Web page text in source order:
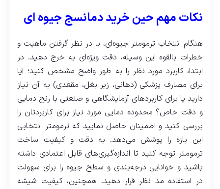
نکات مهم حین خرید دمانسج جیوه ای
هنگام انتخاب ترمومتر جیوه‌ای، با در نظر گرفتن ماهیت و
خطرات بالقوه این وسیله، دقت ویژه‌ای به خرج دهید. در
ابتدا، کاربرد مورد نظر را به طور واضح مشخص کنید؛ آیا
برای مصارف پزشکی (دهانی، زیر بغل، مقعدی) به آن نیاز
دارید یا برای کاربردهای آزمایشگاهی و صنعتی با رنج دمایی
و دقت خاص؟ محدوده دمایی مورد نیاز برای کاربردتان را
بررسی کنید و اطمینان حاصل نمایید که ترمومتر انتخابی
این بازه را پوشش می‌دهد. به دقت و کیفیت ساخت
ترمومتر توجه کنید تا اندازه‌گیری‌های قابل اعتمادی داشته
باشید و خوانایی درجه‌بندی و سطح جیوه را برای سهولت
در استفاده مد نظر قرار دهید. همچنین، کیفیت شیشه